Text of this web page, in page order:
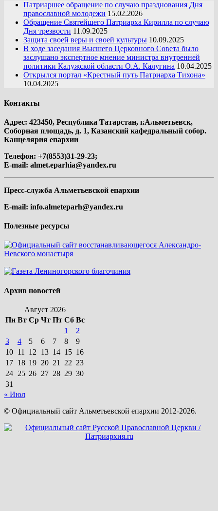
Патриаршее обращение по случаю празднования Дня
православной молодежи 15.02.2026
Обращение Святейшего Патриарха Кирилла по случаю
Дня трезвости 11.09.2025
Защита своей веры и своей культуры 10.09.2025
В ходе заседания Высшего Церковного Совета было
заслушано экспертное мнение министра внутренней
политики Калужской области О.А. Калугина 10.04.2025
Открылся портал «Крестный путь Патриарха Тихона»
10.04.2025
Контакты
Адрес: 423450, Республика Татарстан, г.Альметьевск,
Соборная площадь, д. 1, Казанский кафедральный собор.
Канцелярия епархии
Телефон: +7(8553)31-29-23;
E-mail: almet.eparhia@yandex.ru
Пресс-служба Альметьевской епархии
E-mail: info.almeteparh@yandex.ru
Полезные ресурсы
Архив новостей
Август 2026
Пн Вт Ср Чт Пт Сб Вс
1
2
3
4 5 6 7 8
9
10 11 12 13 14 15 16
17 18 19 20 21 22 23
24 25 26 27 28 29 30
31
« Июл
© Официальный сайт Альметьевской епархии 2012-2026.